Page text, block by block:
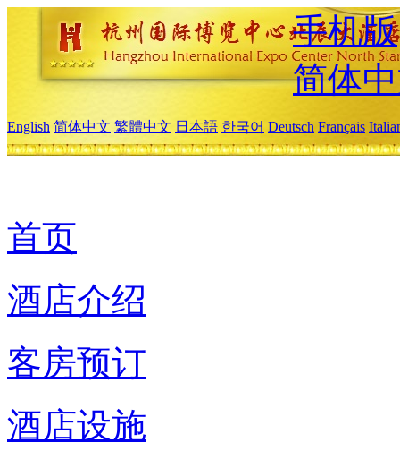
手机版
简体
English 简体中文 繁體中文 日本語 한국어 Deutsch Français
首页
酒店介绍
客房预订
酒店设施